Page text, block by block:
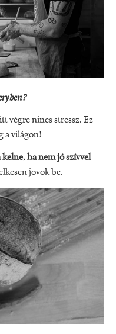
végre nincs stressz. Ez
a világon!
kelne, ha nem jó szívvel
jövök be.